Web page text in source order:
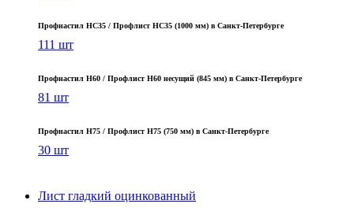
Профнастил НС35 / Профлист НС35 (1000 мм) в Санкт‑Петербурге
111 шт
Профнастил Н60 / Профлист Н60 несущий (845 мм) в Санкт-Петербурге
81 шт
Профнастил Н75 / Профлист Н75 (750 мм) в Санкт-Петербурге
30 шт
Лист гладкий оцинкованный